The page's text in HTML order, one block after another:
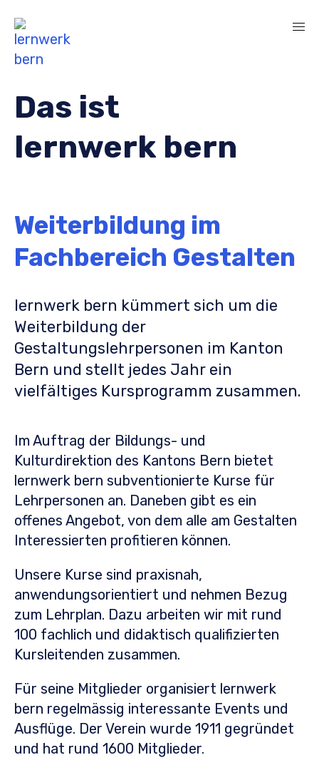
Das ist
lernwerk bern
Weiterbildung im
Fachbereich Gestalten
lernwerk bern kümmert sich um die
Weiterbildung der
Gestaltungslehrpersonen im Kanton
Bern und stellt jedes Jahr ein
vielfältiges Kursprogramm zusammen.
Im Auftrag der Bildungs- und
Kulturdirektion des Kantons Bern bietet
lernwerk bern subventionierte Kurse für
Lehrpersonen an. Daneben gibt es ein
offenes Angebot, von dem alle am Gestalten
Interessierten profitieren können.
Unsere Kurse sind praxisnah,
anwendungsorientiert und nehmen Bezug
zum Lehrplan. Dazu arbeiten wir mit rund
100 fachlich und didaktisch qualifizierten
Kursleitenden zusammen.
Für seine Mitglieder organisiert lernwerk
bern regelmässig interessante Events und
Ausflüge. Der Verein wurde 1911 gegründet
und hat rund 1600 Mitglieder.